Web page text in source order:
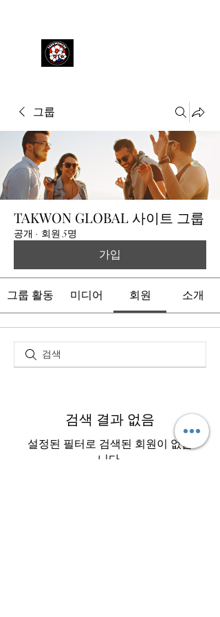
그룹
TAKWON GLOBAL 사이트 그룹
공개 · 회원 5명
가입
그룹 활동 미디어 회원 소개
검색 결과 없음
설정된 필터로 검색된 회원이 없습
니다.